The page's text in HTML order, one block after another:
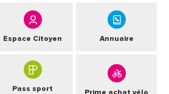
Espace Citoyen Annuaire
Pass sport